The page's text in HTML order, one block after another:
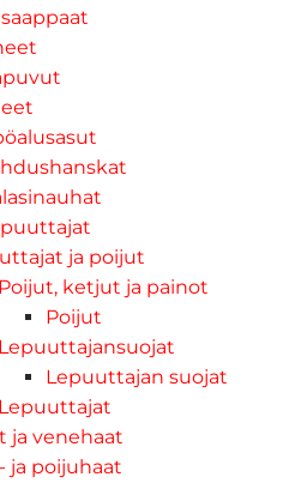
ja poijut
Poijut, ketjut ja painot
Poijut
Lepuuttajansuojat
Lepuuttajan suojat
Lepuuttajat
ja venehaat
ja poijuhaat